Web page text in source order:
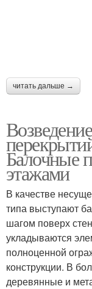
читать дальше →
Балочные
этажами
В качестве
типа выступают
шагом поверх
укладываются
полноценной
конструкции. В
деревянные и